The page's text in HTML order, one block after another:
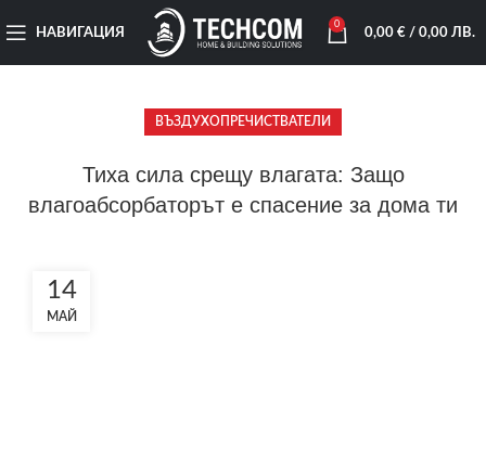
НАВИГАЦИЯ
0
0,00 €/ 0,00 ЛВ.
ВЪЗДУХОПРЕЧИСТВАТЕЛИ
Тиха сила срещу влагата: Защо
влагоабсорбаторът е спасение за дома ти
14
МАЙ